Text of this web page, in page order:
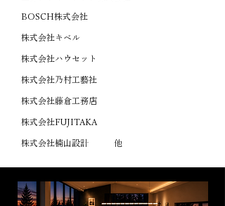
BOSCH株式会社
株式会社キベル
株式会社ハウセット
​株式会社乃村工藝社
株式会社藤倉工務店
株式会社FUJITAKA
​株式会社楠山設計 他